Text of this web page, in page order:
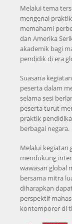
Melalui tema
mengenai
memahami
dan Amerika
akademik bagi
pendidik di era
Suasana
peserta dalam
selama sesi
peserta turut
praktik
berbagai negara.
Melalui kegiatan
mendukung
wawasan global
bersama mitra
diharapkan
perspektif
kontemporer di